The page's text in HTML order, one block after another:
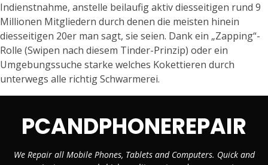
Indienstnahme, anstelle beilaufig aktiv diesseitigen rund 9
Millionen Mitgliedern durch denen die meisten hinein
diesseitigen 20er man sagt, sie seien. Dank ein „Zapping“-
Rolle (Swipen nach diesem Tinder-Prinzip) oder ein
Umgebungssuche starke welches Kokettieren durch
unterwegs alle richtig Schwarmerei.
PCANDPHONEREPAIR
We Repair all Mobile Phones, Tablets and Computers. Quick and